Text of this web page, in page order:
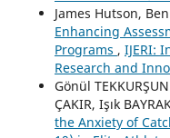
James Hutson,
Enhancing
Programs , IJERI:
Research and
Gönül
ÇAKIR, Işık
the Anxiety of